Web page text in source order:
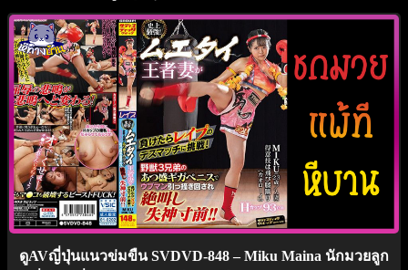
ดูAVญี่ปุ่นแนวข่มขืน SVDVD-848 – Miku Maina นักมวยลูก